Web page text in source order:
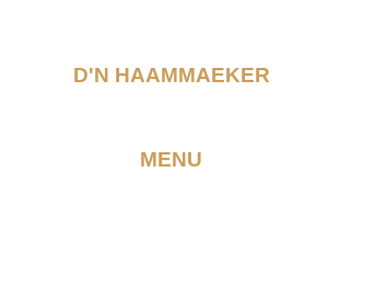
D'N HAAMMAEKER
MENU